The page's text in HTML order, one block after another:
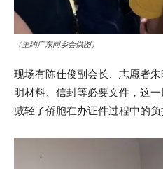
（里约广东同乡会供图）
现场有陈仕俊副会长、志愿者
明材料、信封等必要文件，这
减轻了侨胞在办证件过程中的负